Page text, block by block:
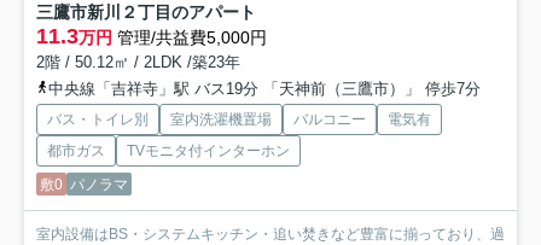
三鷹市新川２丁目のアパート
11.3万円 管理/共益費5,000円
2階 / 50.12㎡ / 2LDK /築23年
中央線「吉祥寺」駅 バス19分 「天神前（三鷹市）」 停歩7分
バス・トイレ別 室内洗濯機置場 バルコニー
電気有
都市ガス
TVモニタ付インターホン
敷0 パノラマ
室内設備はBS・システムキッチン・追い焚きなど豊富に揃っており、過